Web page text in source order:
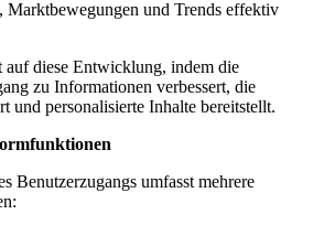
Marktbewegungen und Trends effektiv
auf diese Entwicklung, indem die
zu Informationen verbessert, die
und personalisierte Inhalte bereitstellt.
Benutzerzugangs umfasst mehrere